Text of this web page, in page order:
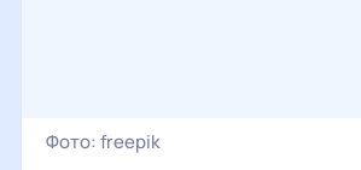
Фото: freepik